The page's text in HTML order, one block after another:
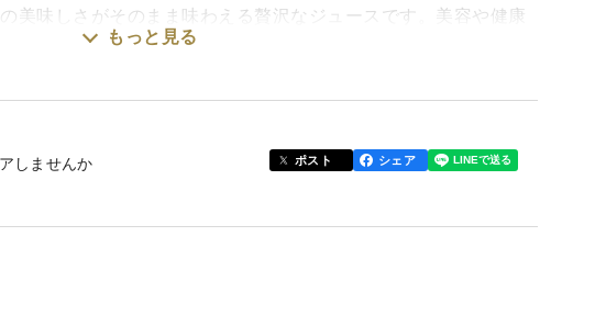
美味しさがそのまま味わえる贅沢なジュースです。美容や健康
きりとした味わい。
もっと見る
しませんか ポスト シェア